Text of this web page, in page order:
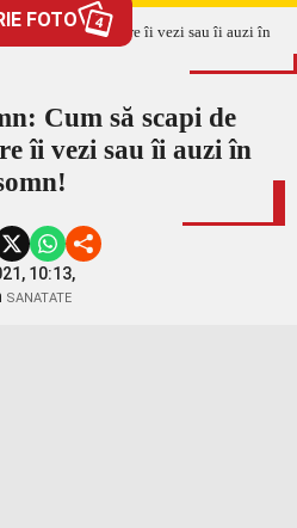
FOTO 4
Cum să scapi de
îi vezi sau îi auzi în
10:13,
SANATATE